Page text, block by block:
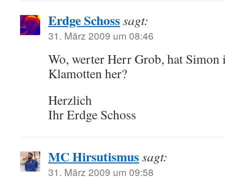
Erdge Schosssagt:
31. März 2009 um 08:46
Wo, werter Herr Grob, hat Simon
Klamotten her?
Herzlich
Ihr Erdge Schoss
MC Hirsutismussagt:
31. März 2009 um 09:58